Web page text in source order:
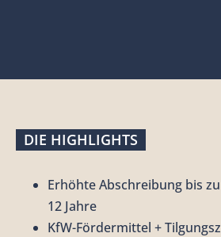
DIE HIGHLIGHTS
Erhöhte Abschreibung bis
12 Jahre
KfW-Fördermittel +